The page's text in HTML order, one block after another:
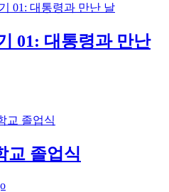
01: 대통령과 만난
교 졸업식